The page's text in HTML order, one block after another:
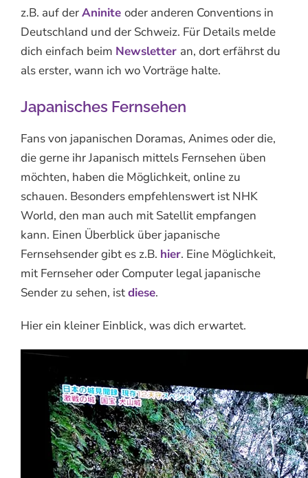
z.B. auf derAninite oder anderen Conventions in
Deutschland und der Schweiz. Für Details melde
dich einfach beim Newsletter an, dort erfährst du
als erster, wann ich wo Vorträge halte.
Japanisches Fernsehen
Fans von japanischen Doramas, Animes oder die,
die gerne ihr Japanisch mittels Fernsehen üben
möchten, haben die Möglichkeit, online zu
schauen. Besonders empfehlenswert ist NHK
World, den man auch mit Satellit empfangen
kann. Einen Überblick über japanische
Fernsehsender gibt es z.B. hier. Eine Möglichkeit,
mit Fernseher oder Computer legal japanische
Sender zu sehen, istdiese.
Hier ein kleiner Einblick, was dich erwartet.